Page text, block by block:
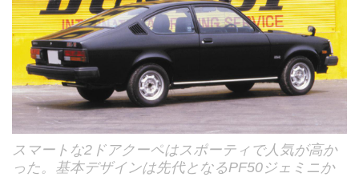
スマートな2ドアクーペはスポーティで人気が高か
った。基本デザインは先代となるPF50ジェミニか